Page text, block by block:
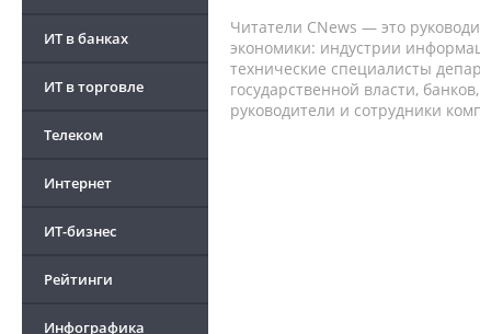
ИТ в банках
ИТ в торговле
Телеком
Интернет
ИТ-бизнес
Рейтинги
Инфографика
Читатели CNews — это
экономики: индустрии
технические специалисты
государственной власти,
руководители и сотрудники